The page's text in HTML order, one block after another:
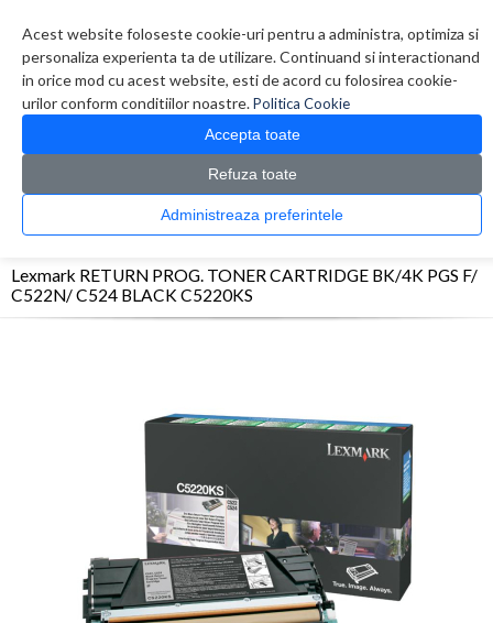
Acest website foloseste cookie-uri pentru a administra, optimiza si
personaliza experienta ta de utilizare. Continuand si interactionand
in orice mod cu acest website, esti de acord cu folosirea cookie-
urilor conform conditiilor noastre.Politica Cookie
Accepta toate
Refuza toate
Administreaza preferintele
0 produs(e)
CATALOG PRODUSE
Consumabile originale > Toner > Lexmark RETURN PROG. TONER
Lexmark RETURN PROG. TONER CARTRIDGE BK/4K PGS F/
C522N/ C524 BLACK C5220KS